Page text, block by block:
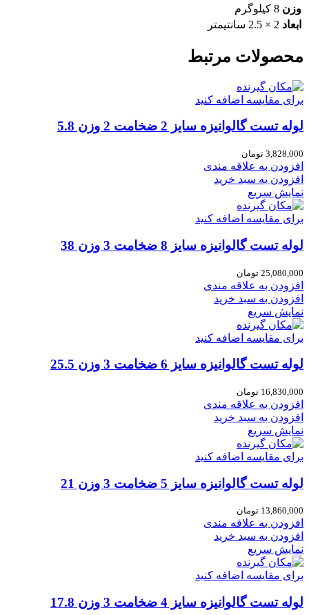
وزن 8 کیلوگرم
ابعاد 2 × 2.5 سانتیمتر
محصولات مرتبط
برای مقایسه اضافه کنید
لوله تست گالوانیزه سایز 2 ضخامت 2 وزن 5.8
3,828,000 تومان
افزودن به علاقه مندی
افزودن به سبد خرید
نمایش سریع
برای مقایسه اضافه کنید
لوله تست گالوانیزه سایز 8 ضخامت 3 وزن 38
25,080,000 تومان
افزودن به علاقه مندی
افزودن به سبد خرید
نمایش سریع
برای مقایسه اضافه کنید
لوله تست گالوانیزه سایز 6 ضخامت 3 وزن 25.5
16,830,000 تومان
افزودن به علاقه مندی
افزودن به سبد خرید
نمایش سریع
برای مقایسه اضافه کنید
لوله تست گالوانیزه سایز 5 ضخامت 3 وزن 21
13,860,000 تومان
افزودن به علاقه مندی
افزودن به سبد خرید
نمایش سریع
برای مقایسه اضافه کنید
لوله تست گالوانیزه سایز 4 ضخامت 3 وزن 17.8